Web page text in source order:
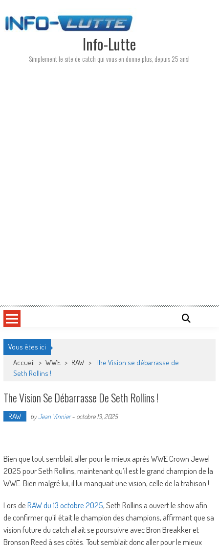
to
content
Info-Lutte
Simplement le site de catch qui vous en donne plus, depuis 25 ans!
Vous êtes ici
Accueil > WWE > RAW > The Vision se débarrasse de
Seth Rollins !
The Vision Se Débarrasse De Seth Rollins !
RAW byJean Vinnier- octobre 13, 2025
Bien que tout semblait aller pour le mieux après WWE Crown Jewel
2025 pour Seth Rollins, maintenant qu’il est le grand champion de la
WWE. Bien malgré lui, il lui manquait une vision, celle de la trahison !
Lors deRAW du 13 octobre 2025, Seth Rollins a ouvert le show afin
de confirmer qu’il était le champion des champions, affirmant que sa
vision future du catch allait se poursuivre avec Bron Breakker et
Bronson Reed à ses côtés. Tout semblait donc aller pour le mieux